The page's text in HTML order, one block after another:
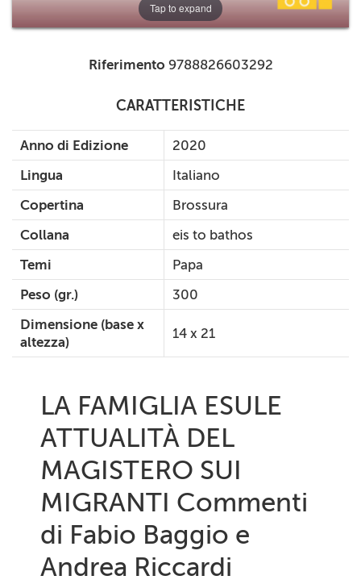
Tap to expand
Riferimento 9788826603292
CARATTERISTICHE
Anno di Edizione
2020
Lingua
Italiano
Copertina
Brossura
Collana
eis to bathos
Temi
Papa
Peso (gr.)
300
Dimensione (base x
altezza)
14 x 21
LA FAMIGLIA ESULE
ATTUALITÀ DEL
MAGISTERO SUI
MIGRANTI Commenti
di Fabio Baggio e
Andrea Riccardi